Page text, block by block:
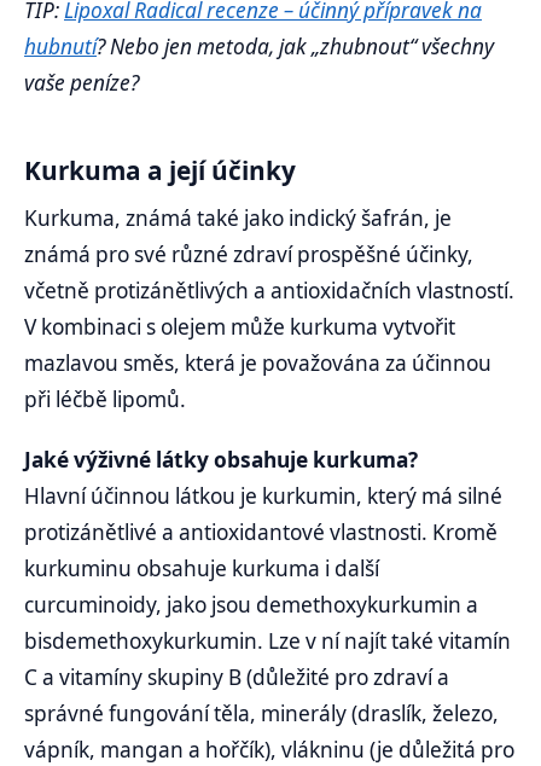
TIP:Lipoxal Radical recenze – účinný přípravek na
hubnutí? Nebo jen metoda, jak „zhubnout“ všechny
vaše peníze?
Kurkuma a její účinky
Kurkuma, známá také jako indický šafrán, je
známá pro své různé zdraví prospěšné účinky,
včetně protizánětlivých a antioxidačních vlastností.
V kombinaci s olejem může kurkuma vytvořit
mazlavou směs, která je považována za účinnou
při léčbě lipomů.
Jaké výživné látky obsahuje kurkuma?
Hlavní účinnou látkou je kurkumin, který má silné
protizánětlivé a antioxidantové vlastnosti. Kromě
kurkuminu obsahuje kurkuma i další
curcuminoidy, jako jsou demethoxykurkumin a
bisdemethoxykurkumin. Lze v ní najít také vitamín
C a vitamíny skupiny B (důležité pro zdraví a
správné fungování těla, minerály (draslík, železo,
vápník, mangan a hořčík), vlákninu (je důležitá pro